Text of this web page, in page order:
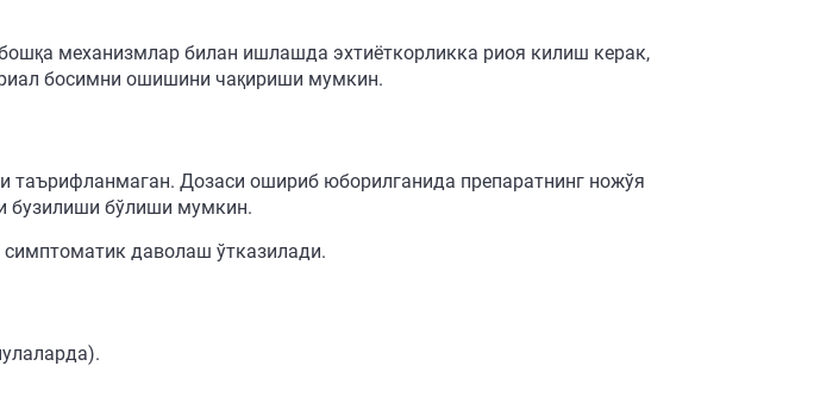
механизмлар билан ишлашда эхтиёткорликка риоя килиш керак,
босимни ошишини чақириши мумкин.
Дозаси ошириб юборилганида препаратнинг ножўя
бузилиши бўлиши мумкин.
даволаш ўтказилади.